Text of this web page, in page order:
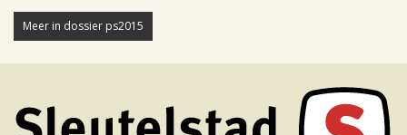
Meer in dossier ps2015